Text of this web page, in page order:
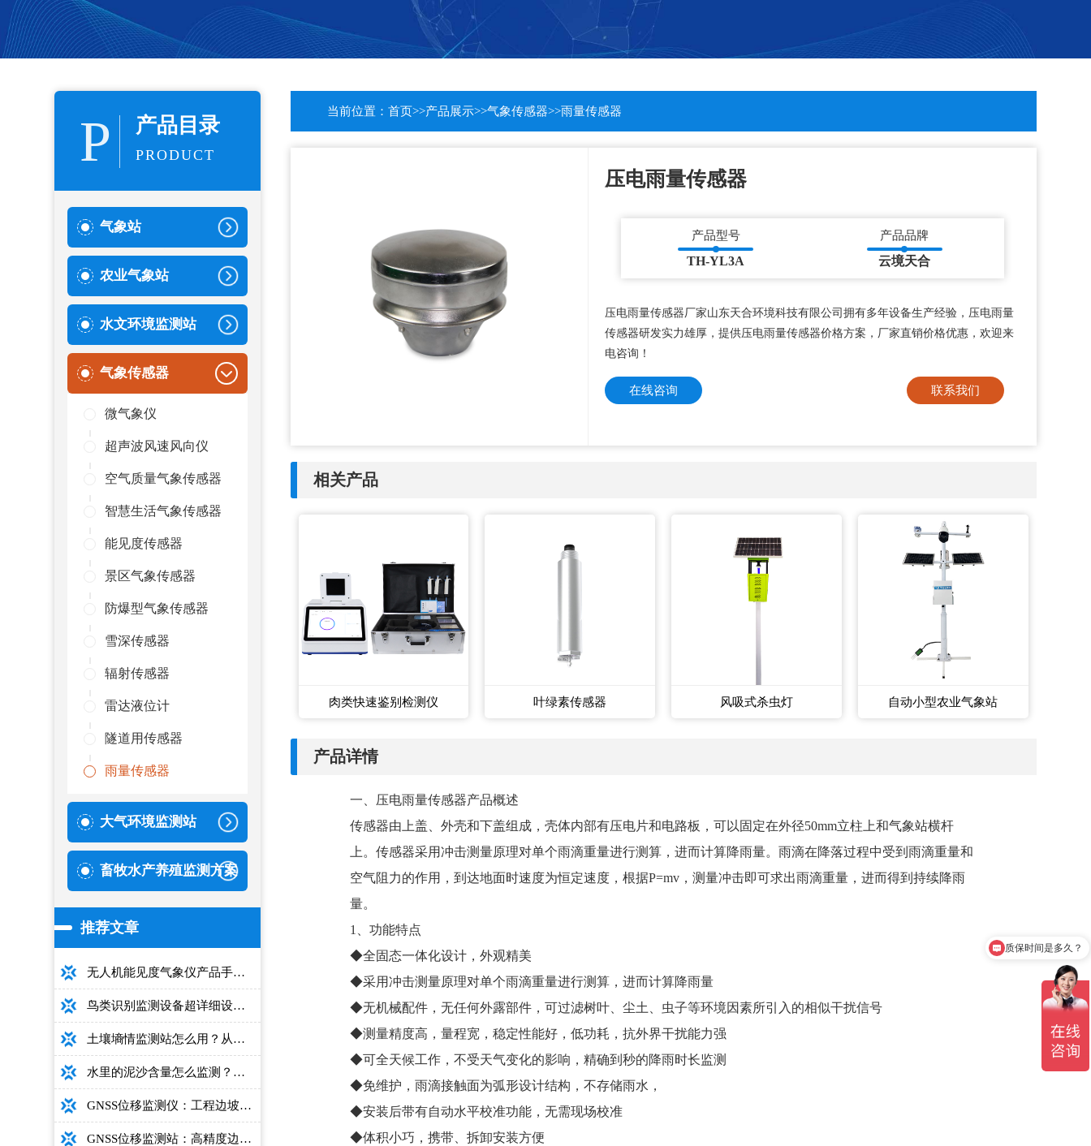
P 产品目录
PRODUCT
气象站
农业气象站
水文环境监测站
气象传感器
微气象仪
超声波风速风向仪
空气质量气象传感器
智慧生活气象传感器
能见度传感器
景区气象传感器
防爆型气象传感器
雪深传感器
辐射传感器
雷达液位计
隧道用传感器
雨量传感器
大气环境监测站
畜牧水产养殖监测方案
推荐文章
无人机能见度气象仪产品手册：型号推荐+详细性能参数+对比表+选购指南
鸟类识别监测设备超详细设备选型指南
土壤墒情监测站怎么用？从安装到数据解读的完整操作手册
水里的泥沙含量怎么监测？用这款光电测沙仪超方便！
GNSS位移监测仪：工程边坡毫米级高精度安全监测设备
GNSS位移监测站：高精度边坡大坝桥梁安全监测设备介绍
当前位置： 首页>>产品展示>>气象传感器>>雨量传感器
压电雨量传感器
产品型号
TH-YL3A
产品品牌
云境天合
压电雨量传感器厂家山东天合环境科技有限公司拥有多年设备生产经验，压电雨量
传感器研发实力雄厚，提供压电雨量传感器价格方案，厂家直销价格优惠，欢迎来
电咨询！
在线咨询 联系我们
相关产品
肉类快速鉴别检测仪 叶绿素传感器 风吸式杀虫灯 自动小型农业气象站
产品详情
一、压电雨量传感器产品概述
传感器由上盖、外壳和下盖组成，壳体内部有压电片和电路板，可以固定在外径50mm立柱上和气象站横杆
上。传感器采用冲击测量原理对单个雨滴重量进行测算，进而计算降雨量。雨滴在降落过程中受到雨滴重量和
空气阻力的作用，到达地面时速度为恒定速度，根据P=mv，测量冲击即可求出雨滴重量，进而得到持续降雨
量。
1、功能特点
◆全固态一体化设计，外观精美
◆采用冲击测量原理对单个雨滴重量进行测算，进而计算降雨量
◆无机械配件，无任何外露部件，可过滤树叶、尘土、虫子等环境因素所引入的相似干扰信号
◆测量精度高，量程宽，稳定性能好，低功耗，抗外界干扰能力强
◆可全天候工作，不受天气变化的影响，精确到秒的降雨时长监测
◆免维护，雨滴接触面为弧形设计结构，不存储雨水，
◆安装后带有自动水平校准功能，无需现场校准
◆体积小巧，携带、拆卸安装方便
产品有检测证书吗？